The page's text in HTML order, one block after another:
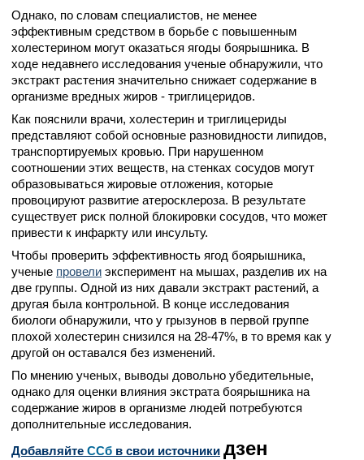
Однако, по словам специалистов, не менее
эффективным средством в борьбе с повышенным
холестерином могут оказаться ягоды боярышника. В
ходе недавнего исследования ученые обнаружили, что
экстракт растения значительно снижает содержание в
организме вредных жиров - триглицеридов.
Как пояснили врачи, холестерин и триглицериды
представляют собой основные разновидности липидов,
транспортируемых кровью. При нарушенном
соотношении этих веществ, на стенках сосудов могут
образовываться жировые отложения, которые
провоцируют развитие атеросклероза. В результате
существует риск полной блокировки сосудов, что может
привести к инфаркту или инсульту.
Чтобы проверить эффективность ягод боярышника,
ученые провели эксперимент на мышах, разделив их на
две группы. Одной из них давали экстракт растений, а
другая была контрольной. В конце исследования
биологи обнаружили, что у грызунов в первой группе
плохой холестерин снизился на 28-47%, в то время как у
другой он оставался без изменений.
По мнению ученых, выводы довольно убедительные,
однако для оценки влияния экстрата боярышника на
содержание жиров в организме людей потребуются
дополнительные исследования.
Добавляйте CСб в свои источники дзен